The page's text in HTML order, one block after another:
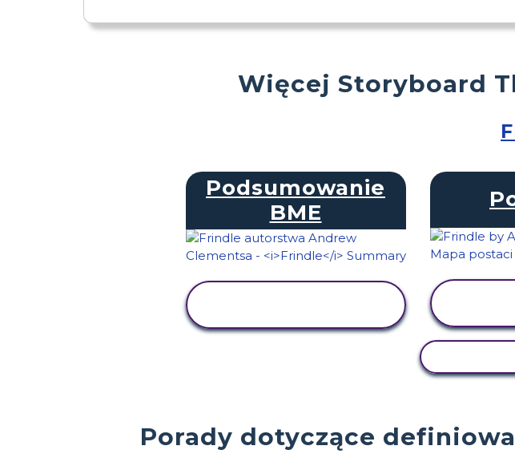
Porady dotyczące
Więcej Storyboard
Podsumowanie
BME